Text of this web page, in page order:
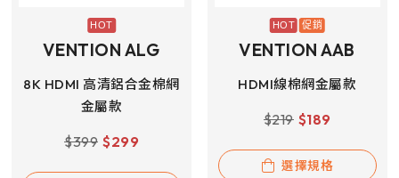
VENTION ALG
8K HDMI 高清鋁合金棉網
金屬款
$399 $299
VENTION AAB
HDMI線棉網金屬款
$219 $189
選擇規格